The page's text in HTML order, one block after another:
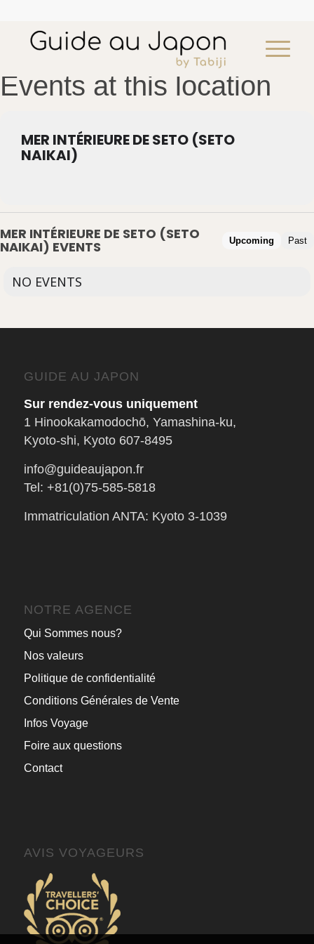
Events at this location
MER INTÉRIEURE DE SETO (SETO
NAIKAI)
MER INTÉRIEURE DE SETO (SETO
NAIKAI) EVENTS Upcoming Past
NO EVENTS
GUIDE AU JAPON
Sur rendez-vous uniquement
1 Hinookakamodochō, Yamashina-ku,
Kyoto-shi, Kyoto 607-8495
info@guideaujapon.fr
Tel: +81(0)75-585-5818
Immatriculation ANTA: Kyoto 3-1039
NOTRE AGENCE
Qui Sommes nous?
Nos valeurs
Politique de confidentialité
Conditions Générales de Vente
Infos Voyage
Foire aux questions
Contact
AVIS VOYAGEURS